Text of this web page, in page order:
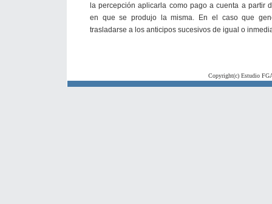
la percepción aplicarla como pago a cuenta a partir
en que se produjo la misma. En el caso que
trasladarse a los anticipos sucesivos de igual o
Copyright(c) Estudio